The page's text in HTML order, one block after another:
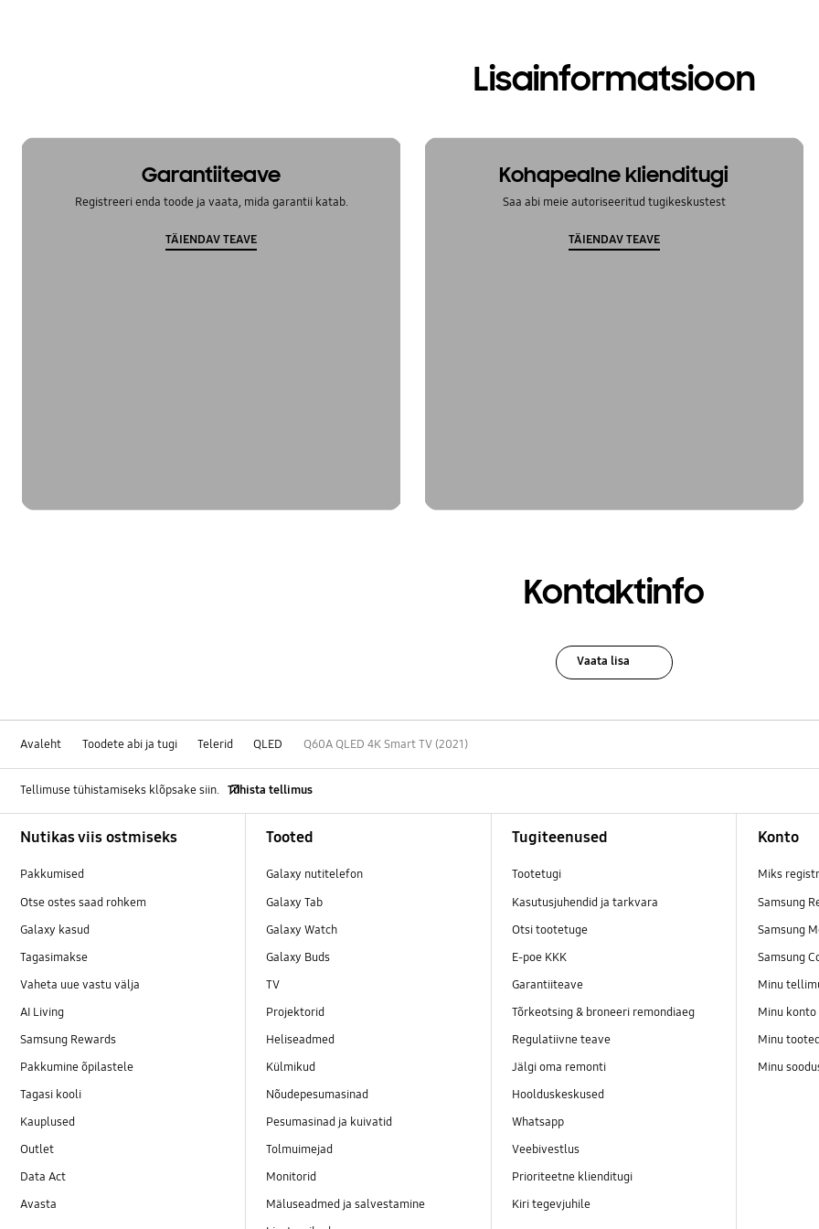
Lisainformatsioon
Garantiiteave
Registreeri enda toode ja vaata, mida garantii katab.
TÄIENDAV TEAVE
Kohapealne klienditugi
Saa abi meie autoriseeritud tugikeskustest
TÄIENDAV TEAVE
Kontaktinfo
Vaata lisa
Avaleht Toodete abi ja tugi Telerid QLED Q60A QLED 4K Smart TV (2021)
Tellimuse tühistamiseks klõpsake siin. Tühista tellimus
Nutikas viis ostmiseks
Pakkumised
Otse ostes saad rohkem
Galaxy kasud
Tagasimakse
Vaheta uue vastu välja
AI Living
Samsung Rewards
Pakkumine õpilastele
Tagasi kooli
Kauplused
Outlet
Data Act
Avasta
Tooted
Galaxy nutitelefon
Galaxy Tab
Galaxy Watch
Galaxy Buds
TV
Projektorid
Heliseadmed
Külmikud
Nõudepesumasinad
Pesumasinad ja kuivatid
Tolmuimejad
Monitorid
Mäluseadmed ja salvestamine
Tugiteenused
Tootetugi
Kasutusjuhendid ja tarkvara
Otsi tootetuge
E-poe KKK
Garantiiteave
Tõrkeotsing & broneeri remondiaeg
Regulatiivne teave
Jälgi oma remonti
Hoolduskeskused
Whatsapp
Veebivestlus
Prioriteetne klienditugi
Kiri tegevjuhile
Konto
Miks
Samsung
Samsung
Samsung
Minu
Minu konto
Minu
Minu